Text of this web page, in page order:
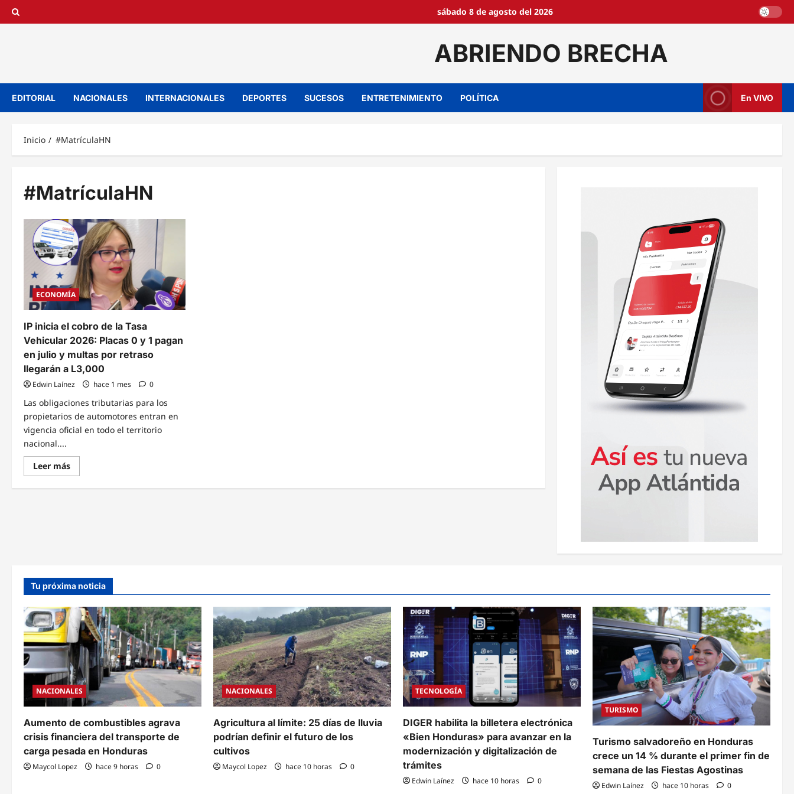
Saltar
sábado 8 de agosto del 2026
ABRIENDO BRECHA
EDITORIAL NACIONALES INTERNACIONALES DEPORTES SUCESOS ENTRETENIMIENTO POLÍTICA En VIVO
Inicio #MatrículaHN
#MatrículaHN
ECONOMÍA
IP inicia el cobro de la Tasa
Vehicular 2026: Placas 0 y 1 pagan
en julio y multas por retraso
llegarán a L3,000
Edwin Laínez hace 1 mes 0
Las obligaciones tributarias para los
propietarios de automotores entran en
vigencia oficial en todo el territorio
nacional....
Leer másRead
more
IP
y
1
pagan
en
julio
y
multas
por
retraso
llegarán
a
L3,000
Tu próxima noticia
NACIONALES
Aumento de combustibles agrava
crisis financiera del transporte de
carga pesada en Honduras
Maycol Lopez hace 9 horas 0
NACIONALES
Agricultura al límite: 25 días de lluvia
podrían definir el futuro de los
cultivos
Maycol Lopez hace 10 horas 0
TECNOLOGÍA
DIGER habilita la billetera electrónica
«Bien Honduras» para avanzar en la
modernización y digitalización de
trámites
Edwin Laínez hace 10 horas 0
TURISMO
Turismo salvadoreño en Honduras
crece un 14 % durante el primer fin de
semana de las Fiestas Agostinas
Edwin Laínez hace 10 horas 0